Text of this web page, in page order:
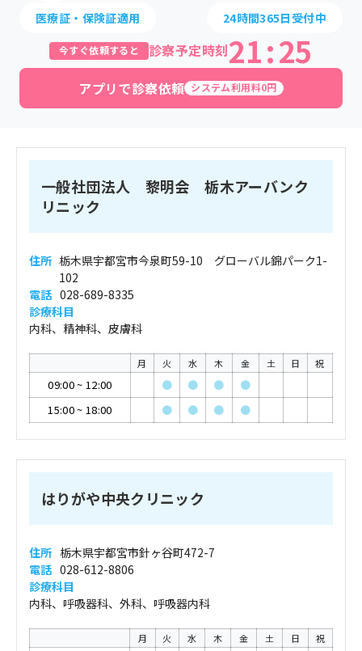
医療証・保険証適用 24時間365日受付中
今すぐ依頼すると 診察予定時刻21:25
アプリで診察依頼 システム利用料0円
一般社団法人 黎明会 栃木アーバンク
リニック
住所 栃木県宇都宮市今泉町59-10 グローバル錦パーク1-
102
電話 028-689-8335
診療科目
内科、精神科、皮膚科
月 火 水 木 金 土 日 祝
09:00~ 12:00 ● ● ●
●
15:00~ 18:00 ● ● ● ●
はりがや中央クリニック
住所 栃木県宇都宮市針ヶ谷町472-7
電話 028-612-8806
診療科目
内科、呼吸器科、外科、呼吸器内科
月 火 水 木 金 土 日 祝